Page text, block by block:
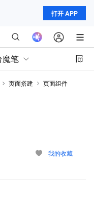
打开 APP
魔笔
页面搭建
页面组件
我的收藏